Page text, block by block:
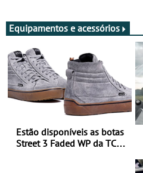
Equipamentos e acessórios
Estão disponíveis as botas
Street 3 Faded WP da TCX